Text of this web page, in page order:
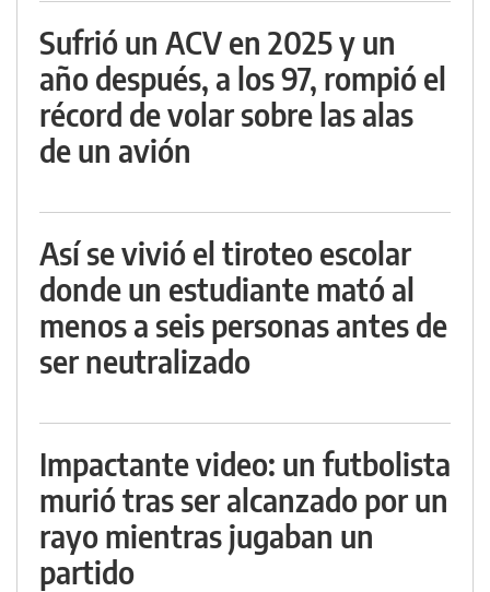
Sufrió un ACV en 2025 y un
año después, a los 97, rompió el
récord de volar sobre las alas
de un avión
Así se vivió el tiroteo escolar
donde un estudiante mató al
menos a seis personas antes de
ser neutralizado
Impactante video: un futbolista
murió tras ser alcanzado por un
rayo mientras jugaban un
partido